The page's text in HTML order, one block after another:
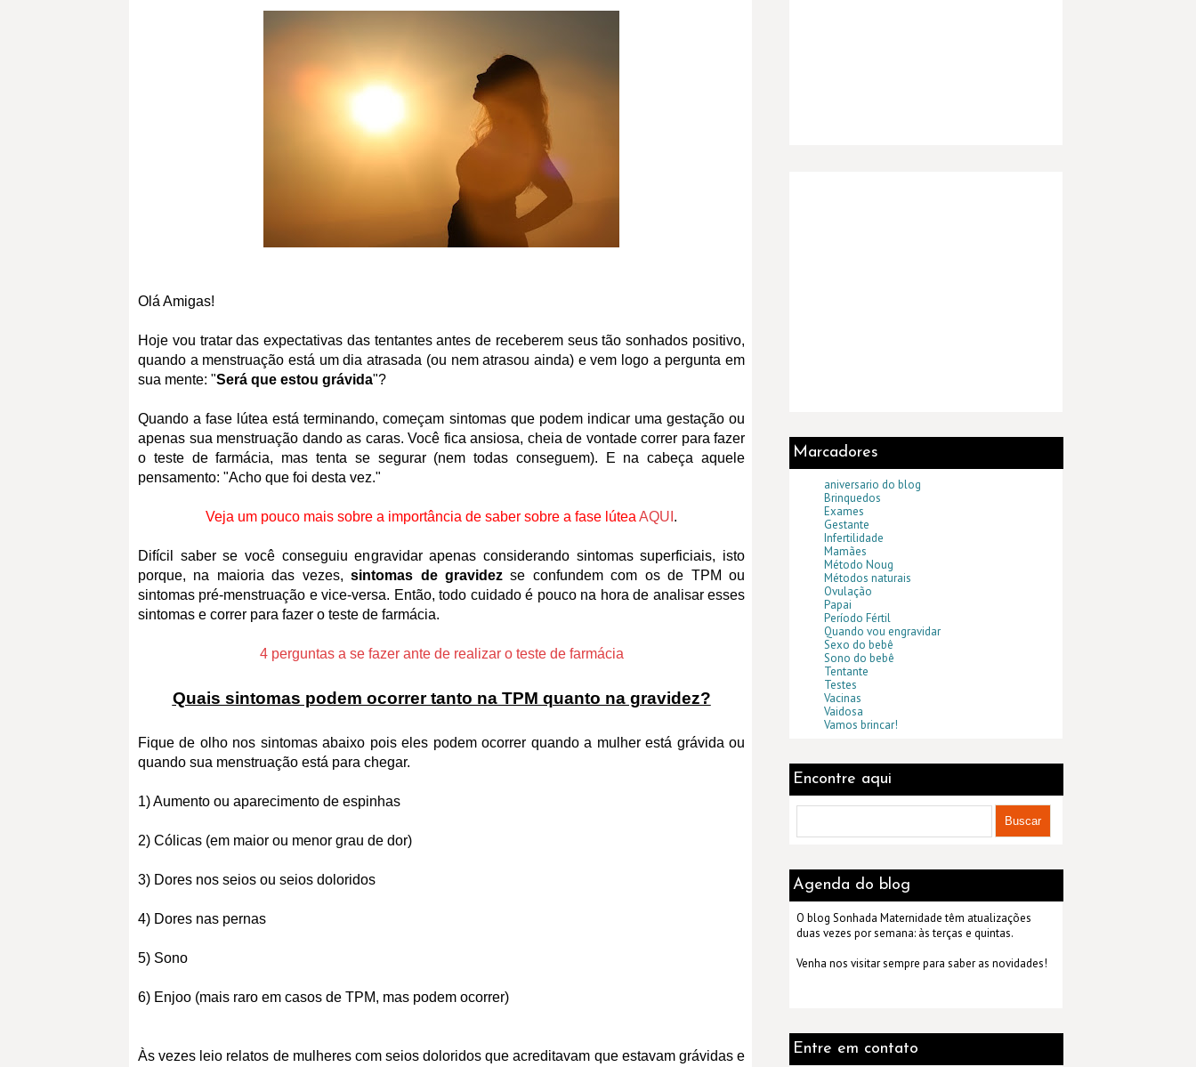
Olá Amigas!
Hoje vou tratar das expectativas das tentantes antes de receberem seus tão sonhados positivo,
quando a menstruação está um dia atrasada (ou nem atrasou ainda) e vem logo a pergunta em
sua mente: "Será que estou grávida"?
Quando a fase lútea está terminando, começam sintomas que podem indicar uma gestação ou
apenas sua menstruação dando as caras. Você fica ansiosa, cheia de vontade correr para fazer
o teste de farmácia, mas tenta se segurar (nem todas conseguem). E na cabeça aquele
pensamento: "Acho que foi desta vez."
Veja um pouco mais sobre a importância de saber sobre a fase lútea AQUI .
Difícil saber se você conseguiu engravidar apenas considerando sintomas superficiais, isto
porque, na maioria das vezes,sintomas de gravidez se confundem com os de TPM ou
sintomas pré-menstruação e vice-versa. Então, todo cuidado é pouco na hora de analisar esses
sintomas e correr para fazer o teste de farmácia.
4 perguntas a se fazer ante de realizar o teste de farmácia
Quais sintomas podem ocorrer tanto na TPM quanto na gravidez?
Fique de olho nos sintomas abaixo pois eles podem ocorrer quando a mulher está grávida ou
quando sua menstruação está para chegar.
1) Aumento ou aparecimento de espinhas
2) Cólicas (em maior ou menor grau de dor)
3) Dores nos seios ou seios doloridos
4) Dores nas pernas
5) Sono
6) Enjoo (mais raro em casos de TPM, mas podem ocorrer)
Às vezes leio relatos de mulheres com seios doloridos que acreditavam que estavam grávidas e
Marcadores
aniversario do blog
Brinquedos
Exames
Gestante
Infertilidade
Mamães
Método Noug
Métodos naturais
Ovulação
Papai
Período Fértil
Quando vou engravidar
Sexo do bebê
Sono do bebê
Tentante
Testes
Vacinas
Vaidosa
Vamos brincar!
Encontre aqui
Agenda do blog
O blog Sonhada Maternidade têm atualizações
duas vezes por semana: às terças e quintas.
Venha nos visitar sempre para saber as novidades!
Entre em contato